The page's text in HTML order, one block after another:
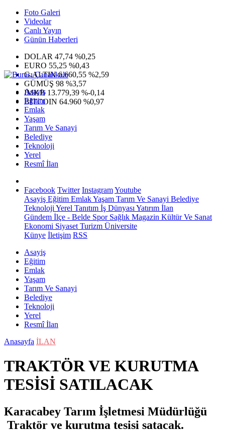
Foto Galeri
Videolar
Canlı Yayın
Günün Haberleri
DOLAR 47,74 %0,25
EURO 55,25 %0,43
G.ALTIN6.660,55 %2,59
GÜMÜŞ 98 %3,57
IMKB 13.779,39 %-0,14
BITCOIN 64.960 %0,97
Asayiş
Eğitim
Emlak
Yaşam
Tarım Ve Sanayi
Belediye
Teknoloji
Yerel
Resmî İlan
Facebook Twitter InstagramYoutube
Asayiş Eğitim EmlakYaşam Tarım Ve Sanayi Belediye
Teknoloji Yerel Tanıtım İş Dünyası Yatırım İlan
Gündem İlçe - Belde SporSağlık Magazin Kültür Ve Sanat
Ekonomi Siyaset Turizm Üniversite
Künye İletişim RSS
Asayiş
Eğitim
Emlak
Yaşam
Tarım Ve Sanayi
Belediye
Teknoloji
Yerel
Resmî İlan
Anasayfa İLAN
TRAKTÖR VE KURUTMA
TESİSİ SATILACAK
Karacabey Tarım İşletmesi Müdürlüğü
Traktör ve kurutma tesisi satacak.